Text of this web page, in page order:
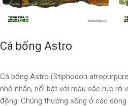
Cá bống Astro
Cá bống Astro (Stiphodon
nhỏ nhắn, nổi bật với màu sắc rực rỡ
động. Chúng thường sống ở các